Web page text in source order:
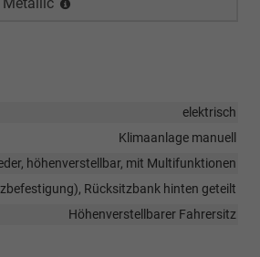
elektrisch
Klimaanlage manuell
höhenverstellbar, mit Multifunktionen
Rücksitzbank hinten geteilt
Höhenverstellbarer Fahrersitz